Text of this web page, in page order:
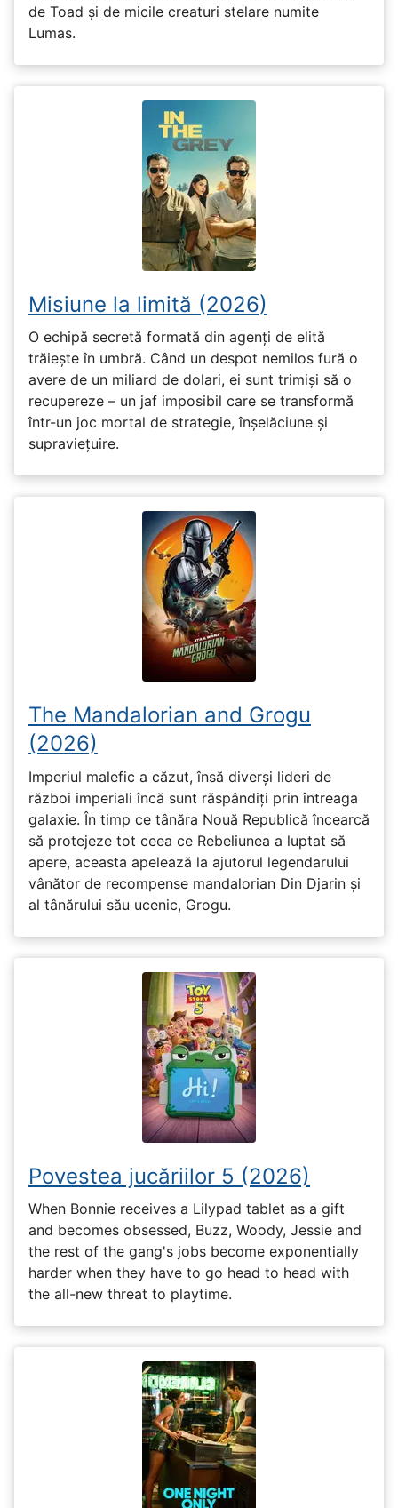
de Toad și de micile creaturi stelare numite
Lumas.
Misiune la limită (2026)
O echipă secretă formată din agenți de elită
trăiește în umbră. Când un despot nemilos fură o
avere de un miliard de dolari, ei sunt trimiși să o
recupereze – un jaf imposibil care se transformă
într-un joc mortal de strategie, înșelăciune și
supraviețuire.
The Mandalorian and Grogu
(2026)
Imperiul malefic a căzut, însă diverși lideri de
război imperiali încă sunt răspândiți prin întreaga
galaxie. În timp ce tânăra Nouă Republică încearcă
să protejeze tot ceea ce Rebeliunea a luptat să
apere, aceasta apelează la ajutorul legendarului
vânător de recompense mandalorian Din Djarin și
al tânărului său ucenic, Grogu.
Povestea jucăriilor 5 (2026)
When Bonnie receives a Lilypad tablet as a gift
and becomes obsessed, Buzz, Woody, Jessie and
the rest of the gang's jobs become exponentially
harder when they have to go head to head with
the all-new threat to playtime.